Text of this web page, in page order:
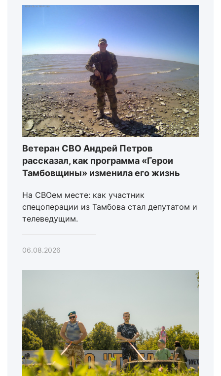
Ветеран СВО Андрей Петров
рассказал, как программа «Герои
Тамбовщины» изменила его жизнь
На СВОем месте: как участник
спецоперации из Тамбова стал депутатом и
телеведущим.
06.08.2026